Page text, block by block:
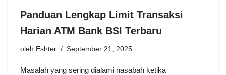
Panduan Lengkap Limit Transaksi
Harian ATM Bank BSI Terbaru
oleh Eshter September 21, 2025
Masalah yang sering dialami nasabah ketika